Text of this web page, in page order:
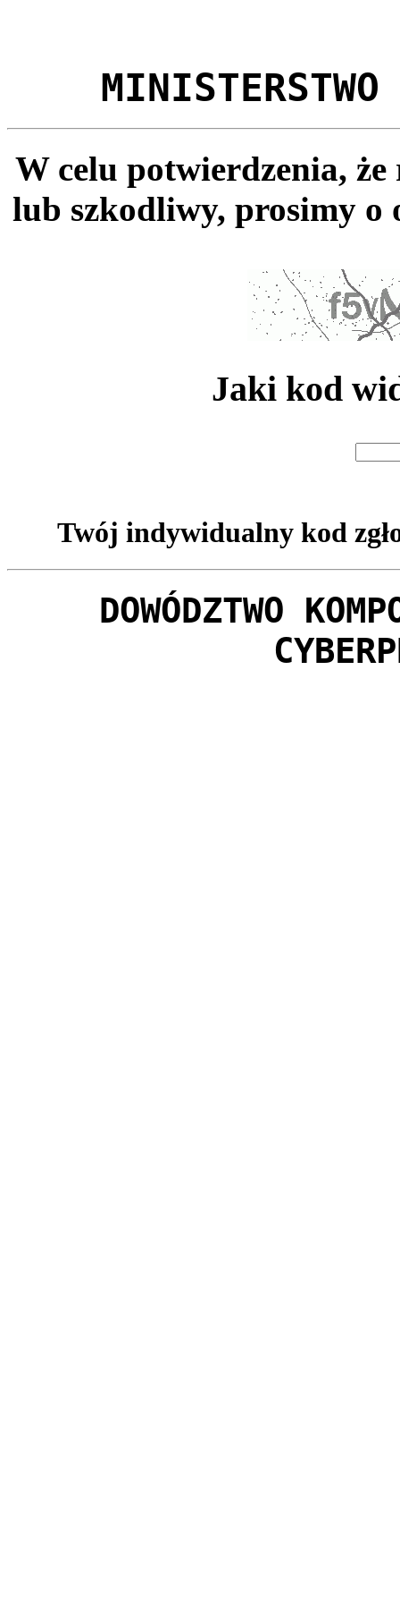
MINISTERSTWO
W celu potwierdzenia,
lub szkodliwy, prosimy o
Jaki kod
Twój indywidualny kod
DOWÓDZTWO